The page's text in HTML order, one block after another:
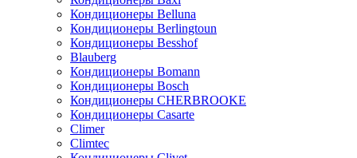
Кондиционеры Belluna
Кондиционеры Berlingtoun
Кондиционеры Besshof
Blauberg
Кондиционеры Bomann
Кондиционеры Bosch
Кондиционеры CHERBROOKE
Кондиционеры Casarte
Climer
Climtec